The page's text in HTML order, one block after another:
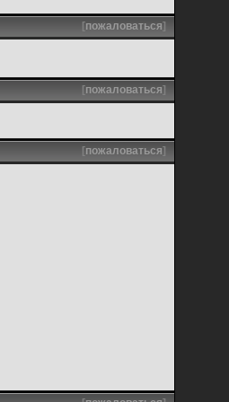
[пожаловаться]
[пожаловаться]
[пожаловаться]